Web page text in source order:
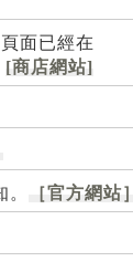
面已經在
[商店網站]
［官方網站］